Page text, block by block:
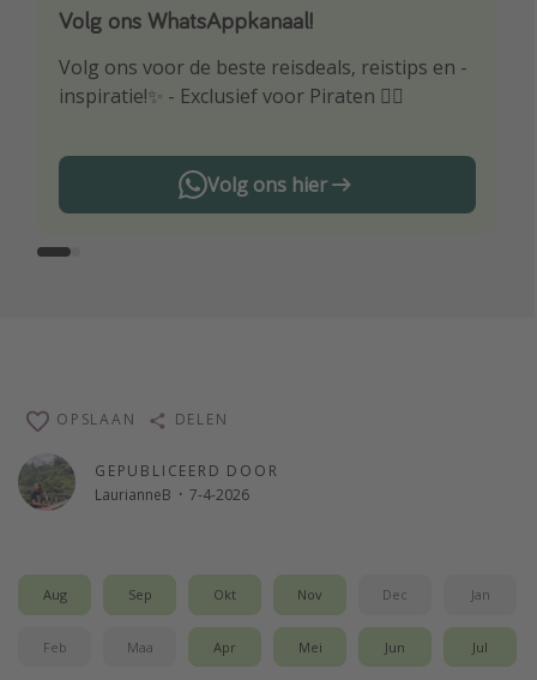
Volg ons WhatsAppkanaal!
Volg ons voor de beste reisdeals, reistips en -
inspiratie!✨ - Exclusief voor Piraten 🏴‍☠️
Volg ons hier
Download onze app
Wees als eerste op de hoogte van de beste
reisaanbiedingen
GEPUBLICEERD DOOR
LaurianneB · 7-4-2026
OPSLAAN DELEN
Aug Sep Okt Nov Dec Jan
Feb Maa Apr Mei Jun Jul